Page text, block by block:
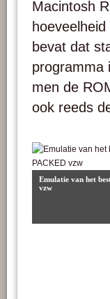
Macintosh
bevat dat
programma
men de
ook reeds
Emulatie van het
vzw